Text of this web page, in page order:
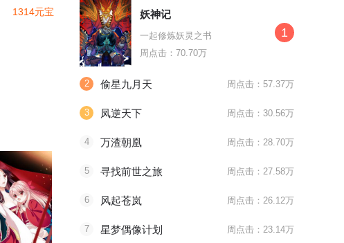
1314元宝 妖神记
一起修炼妖灵之书
周点击：70.70万
1
2 偷星九月天 周点击：57.37万
3 凤逆天下 周点击：30.56万
4 万渣朝凰 周点击：28.70万
5 寻找前世之旅 周点击：27.58万
6 风起苍岚 周点击：26.12万
7 星梦偶像计划 周点击：23.14万